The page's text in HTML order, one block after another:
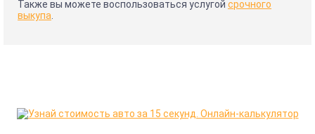
Также вы можете воспользоваться услугой срочного
выкупа.